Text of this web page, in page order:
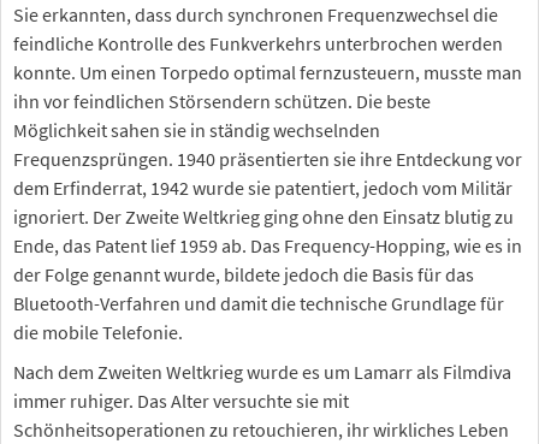
Sie erkannten, dass durch synchronen Frequenzwechsel die
feindliche Kontrolle des Funkverkehrs unterbrochen werden
konnte. Um einen Torpedo optimal fernzusteuern, musste man
ihn vor feindlichen Störsendern schützen. Die beste
Möglichkeit sahen sie in ständig wechselnden
Frequenzsprüngen. 1940 präsentierten sie ihre Entdeckung vor
dem Erfinderrat, 1942 wurde sie patentiert, jedoch vom Militär
ignoriert. Der Zweite Weltkrieg ging ohne den Einsatz blutig zu
Ende, das Patent lief 1959 ab. Das Frequency-Hopping, wie es in
der Folge genannt wurde, bildete jedoch die Basis für das
Bluetooth-Verfahren und damit die technische Grundlage für
die mobile Telefonie.
Nach dem Zweiten Weltkrieg wurde es um Lamarr als Filmdiva
immer ruhiger. Das Alter versuchte sie mit
Schönheitsoperationen zu retouchieren, ihr wirkliches Leben